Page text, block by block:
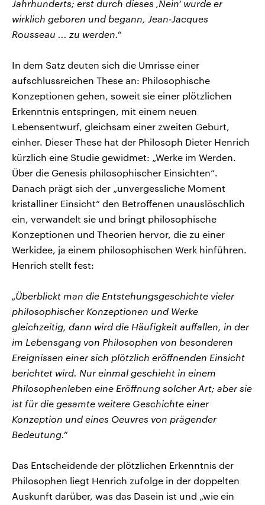
Jahrhunderts; erst durch dieses ‚Nein‘ wurde er
wirklich geboren und begann, Jean-Jacques
Rousseau ... zu werden.“
In dem Satz deuten sich die Umrisse einer
aufschlussreichen These an: Philosophische
Konzeptionen gehen, soweit sie einer plötzlichen
Erkenntnis entspringen, mit einem neuen
Lebensentwurf, gleichsam einer zweiten Geburt,
einher. Dieser These hat der Philosoph Dieter Henrich
kürzlich eine Studie gewidmet: „Werke im Werden.
Über die Genesis philosophischer Einsichten“.
Danach prägt sich der „unvergessliche Moment
kristalliner Einsicht“ den Betroffenen unauslöschlich
ein, verwandelt sie und bringt philosophische
Konzeptionen und Theorien hervor, die zu einer
Werkidee, ja einem philosophischen Werk hinführen.
Henrich stellt fest:
„Überblickt man die Entstehungsgeschichte vieler
philosophischer Konzeptionen und Werke
gleichzeitig, dann wird die Häufigkeit auffallen, in der
im Lebensgang von Philosophen von besonderen
Ereignissen einer sich plötzlich eröffnenden Einsicht
berichtet wird. Nur einmal geschieht in einem
Philosophenleben eine Eröffnung solcher Art; aber sie
ist für die gesamte weitere Geschichte einer
Konzeption und eines Oeuvres von prägender
Bedeutung.“
Das Entscheidende der plötzlichen Erkenntnis der
Philosophen liegt Henrich zufolge in der doppelten
Auskunft darüber, was das Dasein ist und „wie ein